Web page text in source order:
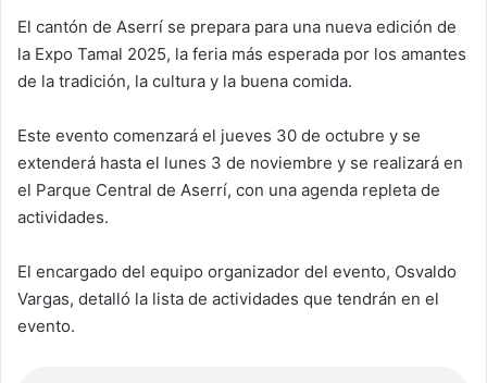
El cantón de Aserrí se prepara para una nueva edición de
la Expo Tamal 2025, la feria más esperada por los amantes
de la tradición, la cultura y la buena comida.
Este evento comenzará el jueves 30 de octubre y se
extenderá hasta el lunes 3 de noviembre y se realizará en
el Parque Central de Aserrí, con una agenda repleta de
actividades.
El encargado del equipo organizador del evento, Osvaldo
Vargas, detalló la lista de actividades que tendrán en el
evento.